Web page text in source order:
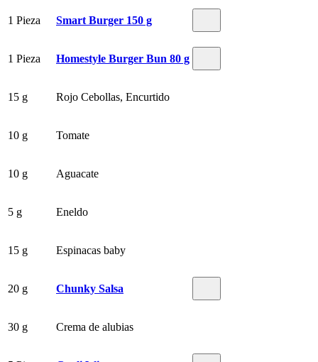
1 Pieza Smart Burger 150 g
1 Pieza Homestyle Burger Bun 80 g
15 g Rojo Cebollas, Encurtido
10 g Tomate
10 g Aguacate
5 g Eneldo
15 g Espinacas baby
20 g Chunky Salsa
30 g Crema de alubias